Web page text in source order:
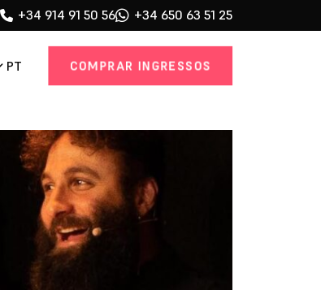
+34 914 91 50 56 +34 650 63 51 25
PT COMPRAR INGRESSOS